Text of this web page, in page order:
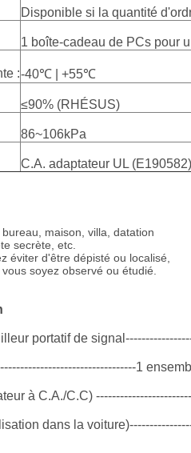
Disponible si la quantité
1 boîte-cadeau de PCs pour
:-40℃ | +55℃
≤90% (RHÉSUS)
86~106kPa
C.A. adaptateur UL
maison, villa, datation
secrète, etc.
éviter d'être dépisté ou localisé,
soyez observé ou étudié.
portatif de
1
à C.A./C.C)
dans la